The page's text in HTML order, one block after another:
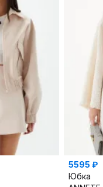
5595 ₽
Юбка